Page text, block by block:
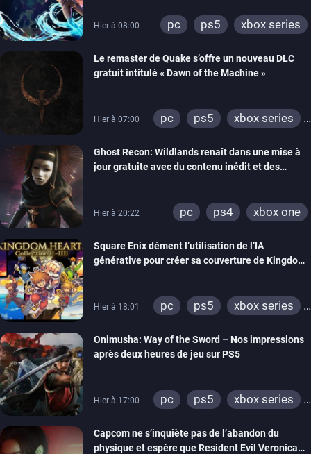
Hier à 08:00 pc ps5 xbox series
Le remaster de Quake s’offre un nouveau DLC
gratuit intitulé « Dawn of the Machine »
Hier à 07:00 pc ps5
xbox series
xbox one
nintendo 64
Ghost Recon: Wildlands renaît dans une mise à
jour gratuite avec du contenu inédit et des
Hier à 20:22 pc ps4 xbox one
Square Enix dément l’utilisation de l’IA
générative pour créer sa couverture de Kingdom
Hier à 18:01 pc ps5
xbox series
Onimusha: Way of the Sword – Nos impressions
après deux heures de jeu sur PS5
Hier à 17:00 pc ps5
xbox series
Capcom ne s’inquiète pas de l’abandon du
physique et espère que Resident Evil Veronica